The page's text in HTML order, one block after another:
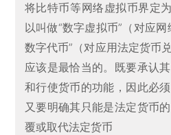
将比特币等网络虚拟币界定
以叫做“数字虚拟币”（对应
数字代币”（对应用法定货币
应该是最恰当的。既要承认
和行使货币的功能，因此必
又要明确其只能是法定货币
覆或取代法定货币